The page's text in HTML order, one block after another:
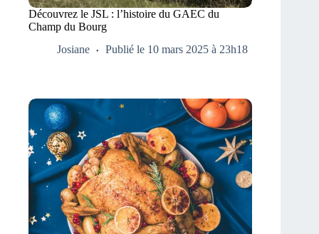
Découvrez le JSL : l’histoire du GAEC du
Champ du Bourg
Josiane
Publié le 10 mars 2025 à 23h18